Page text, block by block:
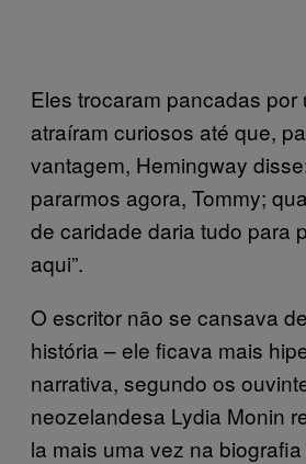
Eles trocaram pancadas por
atraíram curiosos até que,
vantagem, Hemingway
pararmos agora, Tommy;
de caridade daria tudo para
aqui”.
O escritor não se cansava
história – ele ficava mais
narrativa, segundo os
neozelandesa Lydia Monin
la mais uma vez na